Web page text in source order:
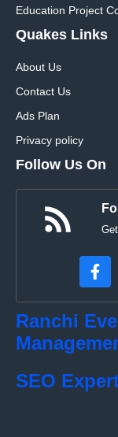
Education Project
Quakes Links
About Us
Contact Us
Ads Plan
Privacy policy
Follow Us On
Ranchi
SEO